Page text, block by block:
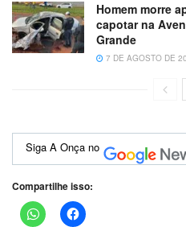
Homem morre
capotar na
Grande
7 DE AGOSTO DE
Siga A Onça no
Compartilhe isso: